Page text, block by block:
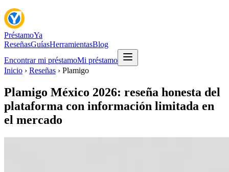
PréstamoYa
ReseñasGuíasHerramientasBlog
Encontrar mi préstamoMi préstamo
Inicio › Reseñas › Plamigo
Plamigo México 2026: reseña honesta del
plataforma con información limitada en
el mercado